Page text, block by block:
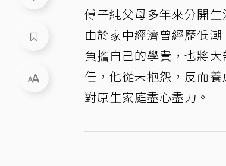
傅子純父母多年來分開
由於家中經濟曾經歷低
負擔自己的學費，也將
任，他從未抱怨，反而
對原生家庭盡心盡力。